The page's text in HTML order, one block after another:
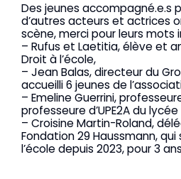
Des jeunes accompagné.e.s
d’autres acteurs et actrices
scène, merci pour leurs mots
– Rufus et Laetitia, élève et
Droit à l’école,
– Jean Balas, directeur du
accueilli 6 jeunes de
– Emeline Guerrini,
professeure d’UPE2A du
– Croisine Martin-Roland,
Fondation 29 Haussmann,
l’école depuis 2023, pour 3